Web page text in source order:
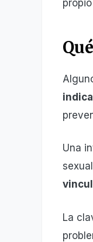
Una
La